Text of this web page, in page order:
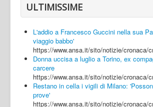
Caserta
Napoli
Salerno
Login
ULTIMISSIME
L'addio a Francesco Guccini nella sua
viaggio babbo'
https://www.ansa.it/sito/notizie/cronaca/
Donna uccisa a luglio a Torino, ex
carcere
https://www.ansa.it/sito/notizie/cronaca/
Restano in cella i vigili di Milano:
prove'
https://www.ansa.it/sito/notizie/cronaca/